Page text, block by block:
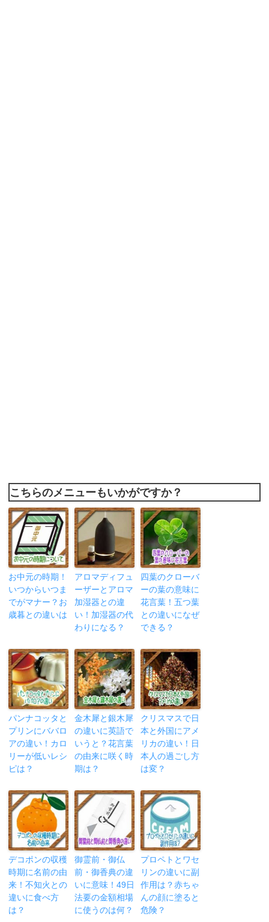
こちらのメニューもいかがですか？
お中元の時期！
いつからいつま
でがマナー？お
歳暮との違いは
アロマディフュ
ーザーとアロマ
加湿器との違
い！加湿器の代
わりになる？
四葉のクローバ
ーの葉の意味に
花言葉！五つ葉
との違いになぜ
できる？
パンナコッタと
プリンにババロ
アの違い！カロ
リーが低いレシ
ピは？
金木犀と銀木犀
の違いに英語で
いうと？花言葉
の由来に咲く時
期は？
クリスマスで日
本と外国にアメ
リカの違い！日
本人の過ごし方
は変？
デコポンの収穫
時期に名前の由
来！不知火との
違いに食べ方
は？
御霊前・御仏
前・御香典の違
いに意味！49日
法要の金額相場
に使うのは何？
プロペトとワセ
リンの違いに副
作用は？赤ちゃ
んの顔に塗ると
危険？